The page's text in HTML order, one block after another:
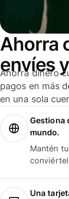
Ahorra
envíes
Ahorra dinero
pagos en más
en una sola
Gestiona
mundo.
Mantén
Una